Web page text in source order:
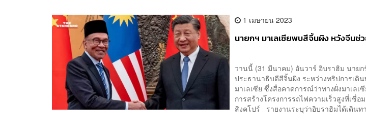
1 เมษายน 2023
นายกฯ มาเลเซียพบสีจิ้นผิง หวังจีนช่
วานนี้ (31 มีนาคม) อันวาร์ อิบราฮิม นายก
ประธานาธิบดีสีจิ้นผิง ระหว่างทริปการเดิ
มาเลเซีย ซึ่งสื่อคาดการณ์ว่าทางฝั่งมาเลเ
การสร้างโครงการรถไฟความเร็วสูงที่เชื่อ
สิงคโปร์ รายงานระบุว่าอิบราฮิมได้เดินท